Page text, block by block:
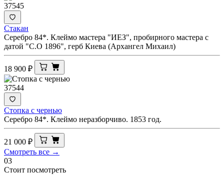
37545
Стакан
Серебро 84*. Клеймо мастера "ИЕЗ", пробирного мастера с
датой "С.О 1896", герб Киева (Архангел Михаил)
18 900 ₽
37544
Стопка с чернью
Серебро 84*. Клеймо неразборчиво. 1853 год.
21 000 ₽
Смотреть все →
03
Стоит посмотреть